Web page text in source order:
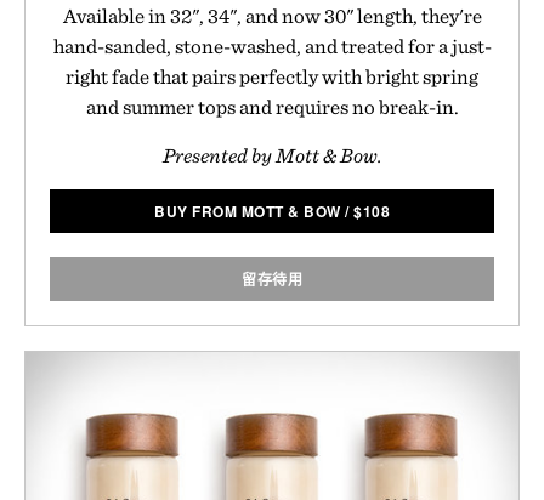
Available in 32", 34", and now 30" length, they're
hand-sanded, stone-washed, and treated for a just-
right fade that pairs perfectly with bright spring
and summer tops and requires no break-in.
Presented by Mott & Bow.
BUY FROM MOTT & BOW /$108
留存待用